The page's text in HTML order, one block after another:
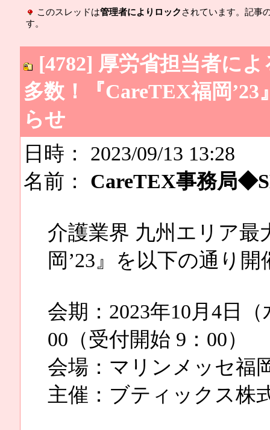
このスレッドは管理者によりロック されています。記事
す。
[4782] 厚労省担当者に
多数！『CareTEX福岡
らせ
日時： 2023/09/13 13:28
名前： CareTEX事務局
介護業界 九州エリア最
岡’23』を以下の通り
会期：2023年10月4日
00（受付開始 9：00）
会場：マリンメッセ福
主催：ブティックス株